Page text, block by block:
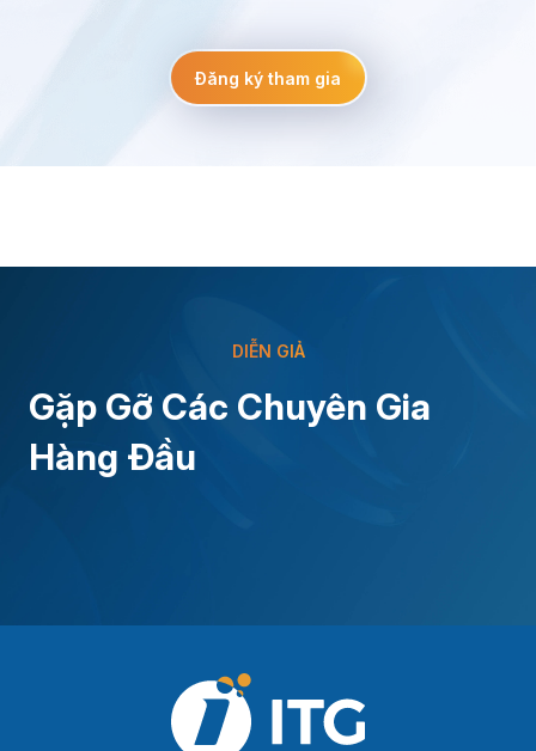
Đăng ký tham gia
DIỄN GIẢ
Gặp Gỡ Các Chuyên Gia
Hàng Đầu
グエン・タン・ルアン 氏
ソリューション・ディレクター